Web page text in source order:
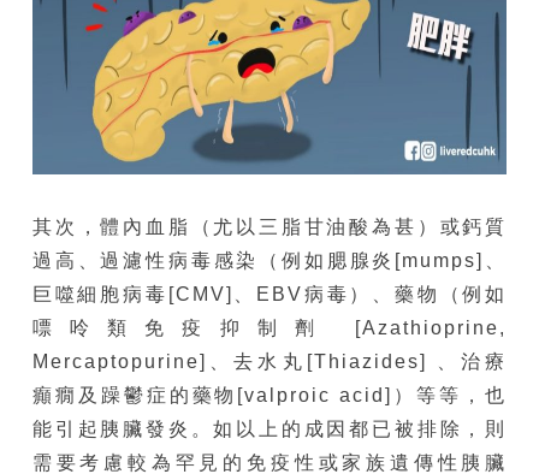
其次，體內血脂（尤以三脂甘油酸為甚）或鈣質
過高、過濾性病毒感染（例如腮腺炎[mumps]、
巨噬細胞病毒[CMV]、EBV病毒）、藥物（例如
嘌呤類免疫抑制劑 [Azathioprine,
Mercaptopurine]、去水丸[Thiazides] 、治療
癲癇及躁鬱症的藥物[valproic acid]）等等，也
能引起胰臟發炎。如以上的成因都已被排除，則
需要考慮較為罕見的免疫性或家族遺傳性胰臟